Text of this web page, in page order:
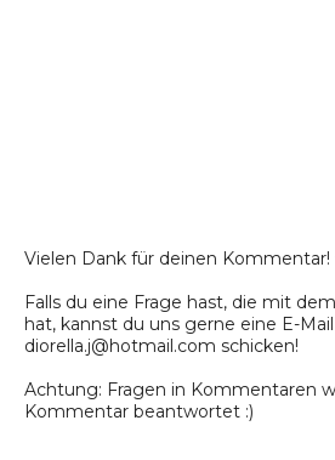
Vielen Dank für deinen Kommentar!
Falls du eine Frage hast, die mit
hat, kannst du uns gerne eine E-
diorella.j@hotmail.com schicken!
Achtung: Fragen in Kommentaren
Kommentar beantwortet :)